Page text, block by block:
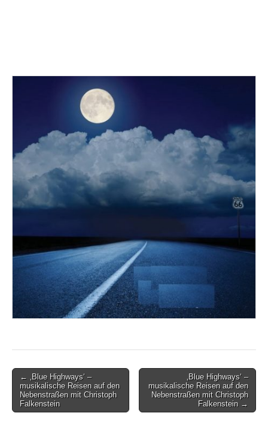
Post
navigation
← ‚Blue Highways‘ –
musikalische Reisen auf den
Nebenstraßen mit Christoph
Falkenstein
‚Blue Highways‘ –
musikalische Reisen auf den
Nebenstraßen mit Christoph
Falkenstein →